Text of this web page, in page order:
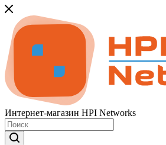
Интернет-магазин HPI Networks